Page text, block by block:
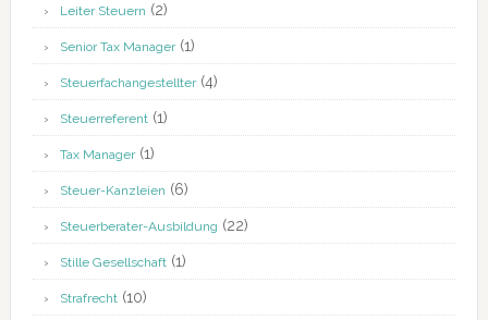
Leiter Steuern (2)
Senior Tax Manager(1)
Steuerfachangestellter(4)
Steuerreferent(1)
Tax Manager(1)
Steuer-Kanzleien (6)
Steuerberater-Ausbildung (22)
Stille Gesellschaft(1)
Strafrecht(10)